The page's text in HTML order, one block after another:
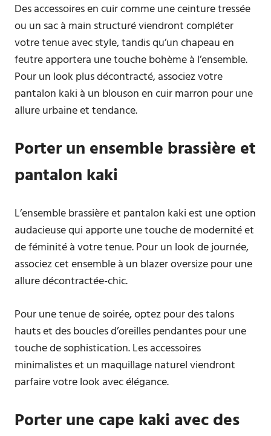
Des accessoires en cuir comme une ceinture tressée
ou un sac à main structuré viendront compléter
votre tenue avec style, tandis qu’un chapeau en
feutre apportera une touche bohème à l’ensemble.
Pour un look plus décontracté, associez votre
pantalon kaki à un blouson en cuir marron pour une
allure urbaine et tendance.
Porter un ensemble brassière et
pantalon kaki
L’ensemble brassière et pantalon kaki est une option
audacieuse qui apporte une touche de modernité et
de féminité à votre tenue. Pour un look de journée,
associez cet ensemble à un blazer oversize pour une
allure décontractée-chic.
Pour une tenue de soirée, optez pour des talons
hauts et des boucles d’oreilles pendantes pour une
touche de sophistication. Les accessoires
minimalistes et un maquillage naturel viendront
parfaire votre look avec élégance.
Porter une cape kaki avec des